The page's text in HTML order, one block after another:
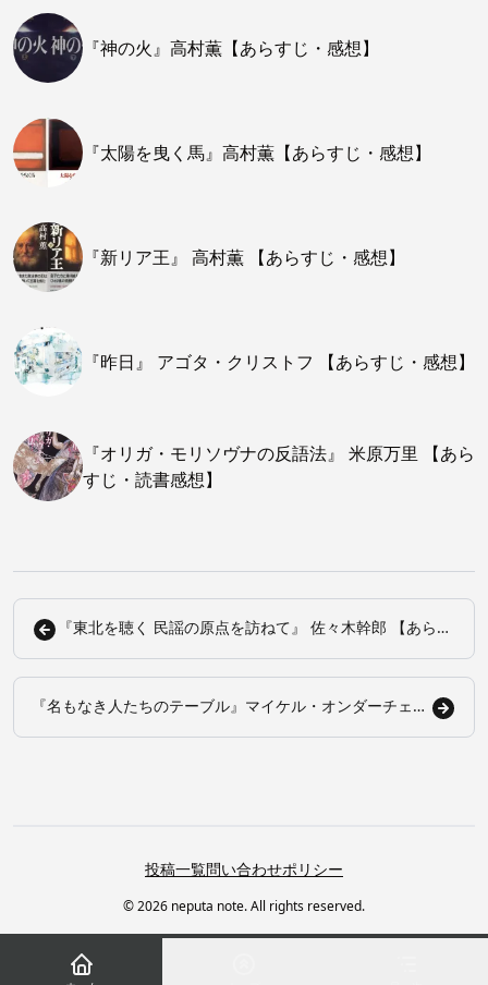
『神の火』高村薫【あらすじ・感想】
『太陽を曳く馬』高村薫【あらすじ・感想】
『新リア王』 高村薫 【あらすじ・感想】
『昨日』 アゴタ・クリストフ 【あらすじ・感想】
『オリガ・モリソヴナの反語法』 米原万里 【あら
すじ・読書感想】
『東北を聴く 民謡の原点を訪ねて』 佐々木幹郎 【あらす
『名もなき人たちのテーブル』マイケル・オンダーチェ
投稿一覧問い合わせポリシー
© 2026 neputa note. All rights reserved.